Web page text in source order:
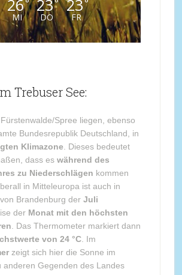
26°
MI
23°
DO
23°
FR
Trebuser See:
Spree liegen, ebenso
Bundesrepublik Deutschland, in
Klimazone . Dieses bedeutet
dass es während des
zu Niederschlägen kommen
in Mitteleuropa ist auch in
Brandenburg der Juli
der Monat mit den höchsten
. Das Thermometer markiert dann
von 24 °C. Im
zeigt sich hier die Sonne im
anderen Gegenden des Landes